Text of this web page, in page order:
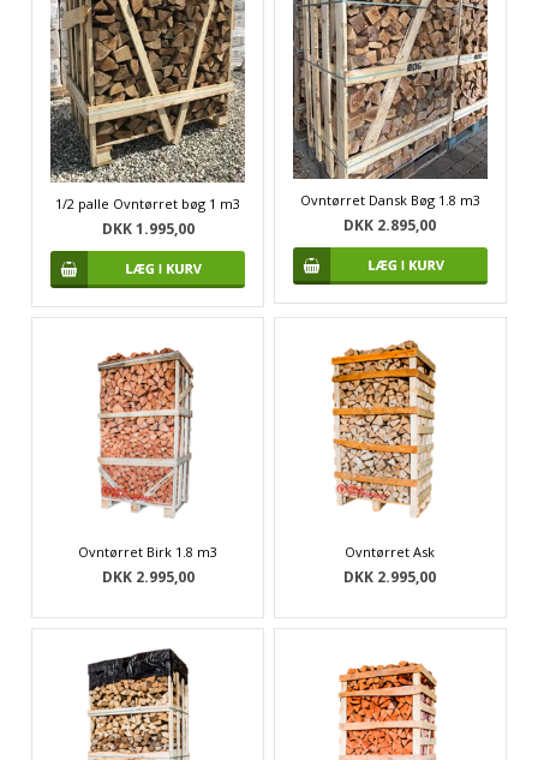
1/2 palle Ovntørret bøg 1 m3
DKK 1.995,00
Ovntørret Dansk Bøg 1.8 m3
DKK 2.895,00
Ovntørret Birk 1.8 m3
DKK 2.995,00
Ovntørret Ask
DKK 2.995,00